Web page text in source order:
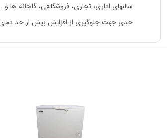
حدی جهت جلوگیری از افزایش بیش از حد دمای